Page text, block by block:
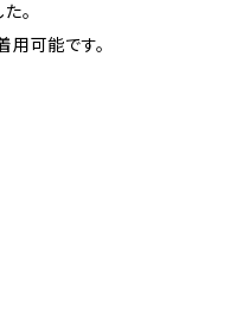
。
用可能です。